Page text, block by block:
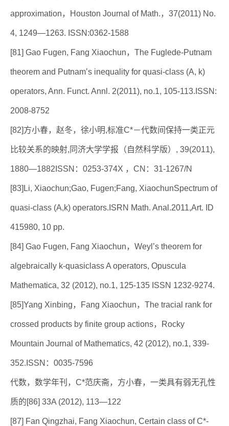
approximation，Houston Journal of Math.，37(2011) No.
4, 1249—1263. ISSN:0362-1588
[81] Gao Fugen, Fang Xiaochun，The Fuglede-Putnam
theorem and Putnam’s inequality for quasi-class (A, k)
operators, Ann. Funct. Annl. 2(2011), no.1, 105-113.ISSN:
2008-8752
[82]方小春，赵冬，徐小明,标准C*－代数间保持一类正元
比较关系的映射,同济大学学报（自然科学版）, 39(2011),
1880—1882ISSN：0253-374X ，CN：31-1267/N
[83]Li, Xiaochun;Gao, Fugen;Fang, XiaochunSpectrum of
quasi-class (A,k) operators.ISRN Math. Anal.2011,Art. ID
415980, 10 pp.
[84] Gao Fugen, Fang Xiaochun，Weyl’s theorem for
algebraically k-quasiclass A operators, Opuscula
Mathematica, 32 (2012), no.1, 125-135 ISSN 1232-9274.
[85]Yang Xinbing，Fang Xiaochun，The tracial rank for
crossed products by finite group actions，Rocky
Mountain Journal of Mathematics, 42 (2012), no.1, 339-
352.ISSN：0035-7596
代数，数学年刊，C*范庆斋，方小春，一类具有弱无孔性
质的[86] 33A (2012), 113—122
[87] Fan Qingzhai, Fang Xiaochun, Certain class of C*-